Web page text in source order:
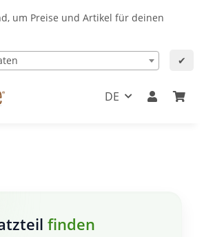
um Preise und Artikel für deinen
✔
DE
finden